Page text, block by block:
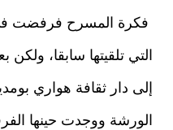
فكرة المسرح فرفضت
التي تلقيتها سابقا،
إلى دار ثقافة هواري
الورشة ووجدت حينها